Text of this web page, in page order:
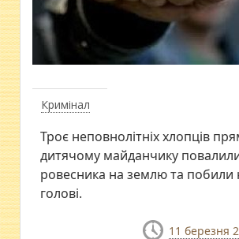
Кримінал
Троє неповнолітніх хлопців
дитячому майданчику
ровесника на землю та побили
голові.
11 березня